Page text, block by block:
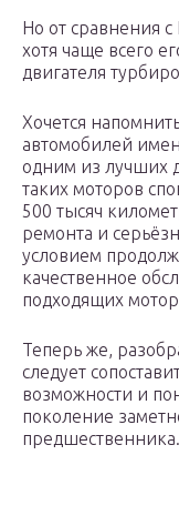
Но от сравнения с
хотя чаще всего
двигателя
Хочется
автомобилей
одним из лучших
таких моторов
500 тысяч
ремонта и
условием
качественное
подходящих
Теперь же,
следует
возможности и
поколение
предшественника.